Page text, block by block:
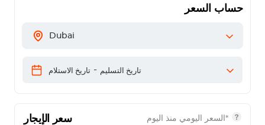
حساب السعر
Dubai
تاريخ الاستلام - تاريخ التسليم
سعر الإيجار *السعر اليومي منذ اليوم